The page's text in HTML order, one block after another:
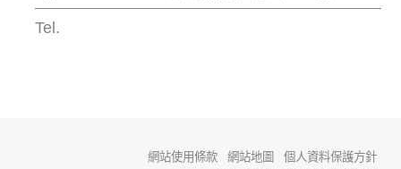
Tel.
網站使用條款 網站地圖
個人資料保護方針